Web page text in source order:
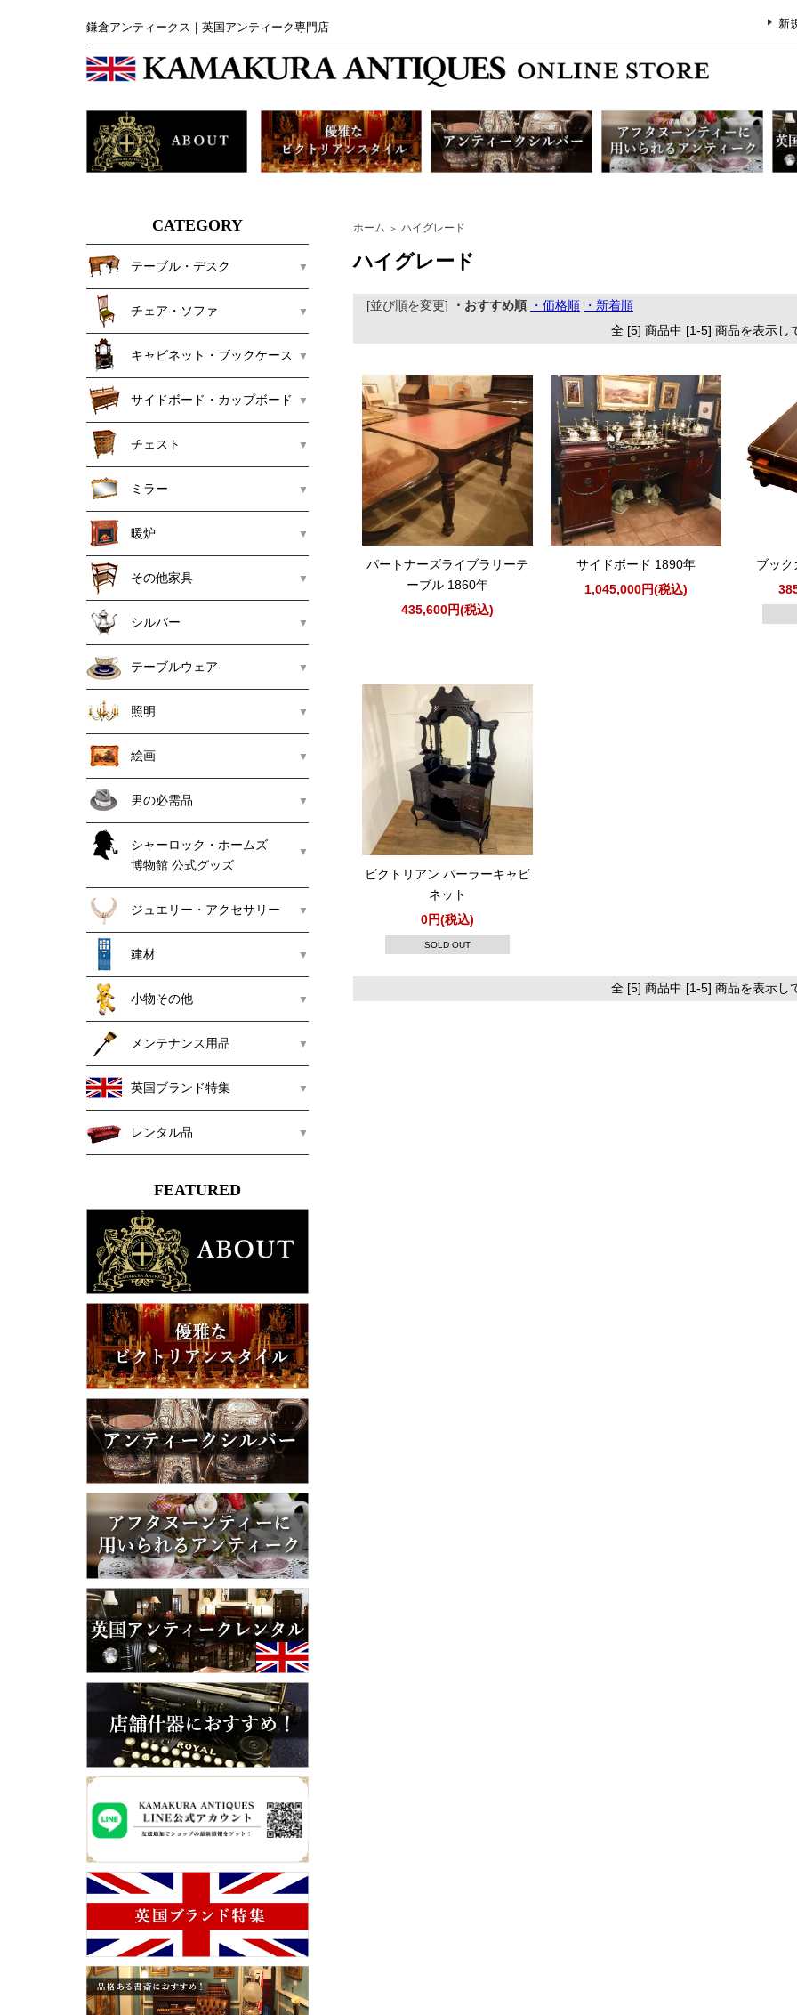
鎌倉アンティークス｜英国アンティーク専門店 新
CATEGORY
テーブル・デスク
チェア・ソファ
キャビネット・ブックケース
サイドボード・カップボード
チェスト
ミラー
暖炉
その他家具
シルバー
テーブルウェア
照明
絵画
男の必需品
シャーロック・ホームズ
博物館 公式グッズ
ジュエリー・アクセサリー
建材
小物その他
メンテナンス用品
英国ブランド特集
レンタル品
FEATURED
ホーム ＞ ハイグレード
ハイグレード
[並び順を変更] ・おすすめ順 ・価格順
・新着順
全 [5] 商品中 [1-5] 商品を表示し
パートナーズライブラリーテ
ーブル 1860年
435,600円(税込)
サイドボード 1890年
1,045,000円(税込)
ブック
ビクトリアン パーラーキャビ
ネット
0円(税込)
SOLD OUT
全 [5] 商品中 [1-5] 商品を表示し